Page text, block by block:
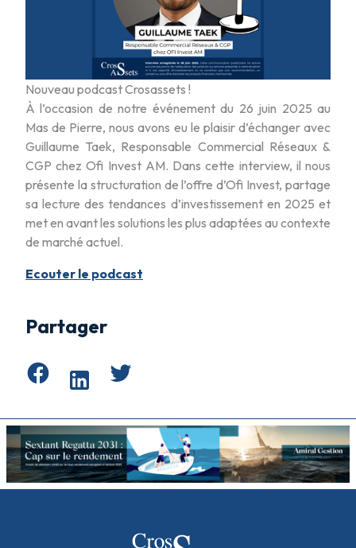
Nouveau podcast Crosassets !
À l’occasion de notre événement du 26 juin 2025 au
Mas de Pierre, nous avons eu le plaisir d’échanger avec
Guillaume Taek, Responsable Commercial Réseaux &
CGP chez Ofi Invest AM. Dans cette interview, il nous
présente la structuration de l’offre d’Ofi Invest, partage
sa lecture des tendances d’investissement en 2025 et
met en avant les solutions les plus adaptées au contexte
de marché actuel.
Ecouter le podcast
Partager